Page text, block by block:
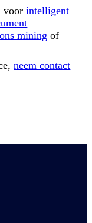
voorintelligent
mining of
neem contact